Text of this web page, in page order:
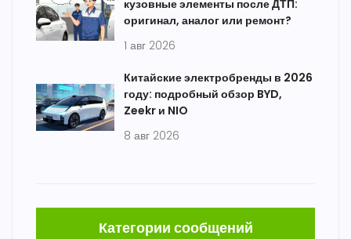
кузовные элементы после ДТП:
оригинал, аналог или ремонт?
1 авг 2026
Китайские электробренды в 2026
году: подробный обзор BYD,
Zeekr и NIO
8 авг 2026
Категории сообщений